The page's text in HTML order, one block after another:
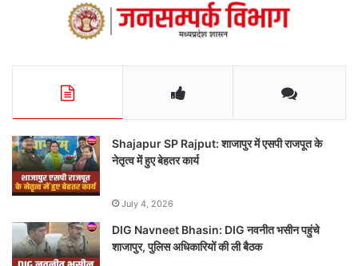
Shajapur SP Rajput: शाजापुर में एसपी राजपूत के
नेतृत्व में हुए बेहतर कार्य
July 4, 2026
DIG Navneet Bhasin: DIG नवनीत भसीन पहुंचे
शाजापुर, पुलिस अधिकारियों की ली बैठक